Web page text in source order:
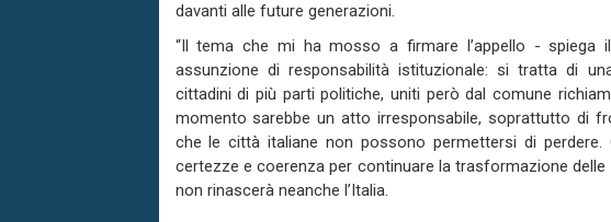
davanti alle future generazioni.
“Il tema che mi ha mosso a firmare l’appello -
assunzione di responsabilità istituzionale: si tratta di
cittadini di più parti politiche, uniti però dal comune
momento sarebbe un atto irresponsabile, soprattutto di
che le città italiane non possono permettersi di
certezze e coerenza per continuare la trasformazione
non rinascerà neanche l’Italia.